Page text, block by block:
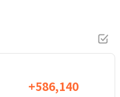
+586,140